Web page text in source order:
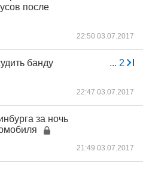
после
22:50 03.07.2017
... 2
банду
22:47 03.07.2017
за ночь
21:49 03.07.2017